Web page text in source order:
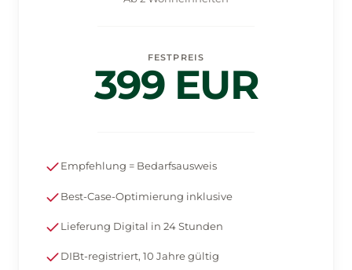
FESTPREIS
399 EUR
Empfehlung = Bedarfsausweis
Best-Case-Optimierung inklusive
Lieferung Digital in 24 Stunden
DIBt-registriert, 10 Jahre gültig